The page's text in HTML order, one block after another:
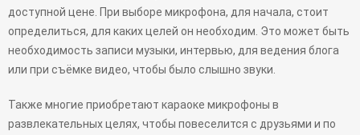
доступной цене. При выборе микрофона, для начала, стоит
определиться, для каких целей он необходим. Это может быть
необходимость записи музыки, интервью, для ведения блога
или при съёмке видео, чтобы было слышно звуки.
Также многие приобретают караоке микрофоны в
развлекательных целях, чтобы повеселится с друзьями и по